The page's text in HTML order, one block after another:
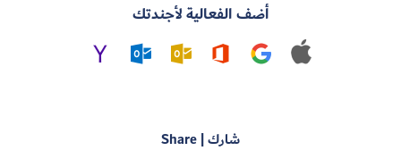
أضف الفعالية لأجندتك
شارك | Share